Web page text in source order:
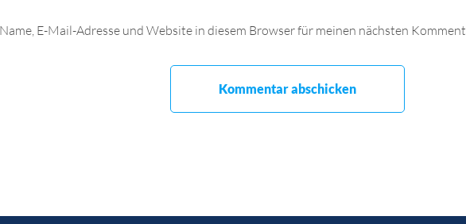
Name, E-Mail-Adresse und Website in diesem Browser für meinen nächsten